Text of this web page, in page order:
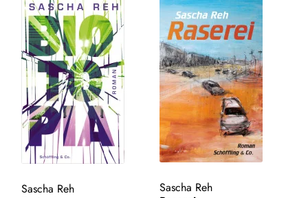
Sascha Reh
Sascha Reh